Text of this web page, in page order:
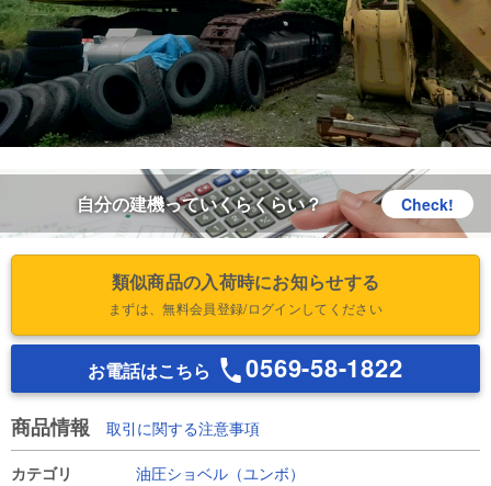
自分の建機っていくらくらい？ Check!
類似商品の入荷時にお知らせする
まずは、無料会員登録/ログインしてください
お電話はこちら 0569-58-1822
商品情報 取引に関する注意事項
カテゴリ
油圧ショベル（ユンボ）